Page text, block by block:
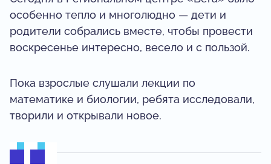
особенно тепло и многолюдно — дети и
родители собрались вместе, чтобы провести
воскресенье интересно, весело и с пользой.
Пока взрослые слушали лекции по
математике и биологии, ребята исследовали,
творили и открывали новое.